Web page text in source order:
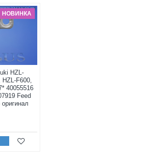
НОВИНКА
HZL-
F600,
40055516
Feed